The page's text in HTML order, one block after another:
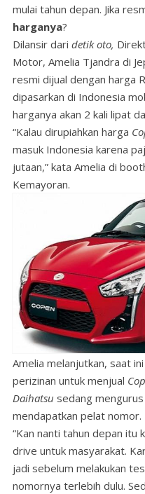
mulai tahun depan. Jika
harganya?
Dilansir dari detik oto,
Motor, Amelia Tjandra di
resmi dijual dengan harga
dipasarkan di Indonesia
harganya akan 2 kali lipat
“Kalau dirupiahkan harga
masuk Indonesia karena
jutaan,” kata Amelia di
Kemayoran.
Amelia melanjutkan, saat
perizinan untuk menjual
Daihatsu sedang
mendapatkan pelat nomor.
“Kan nanti tahun depan itu
drive untuk masyarakat.
jadi sebelum melakukan
nomornya terlebih dulu.